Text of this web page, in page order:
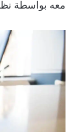
معه بواسطة